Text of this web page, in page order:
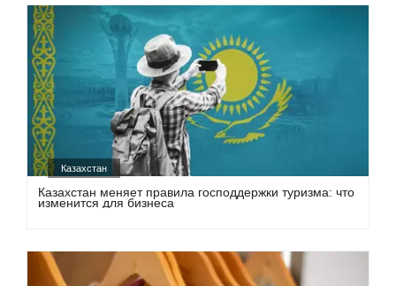
Казахстан
Казахстан меняет правила господдержки туризма: что
изменится для бизнеса